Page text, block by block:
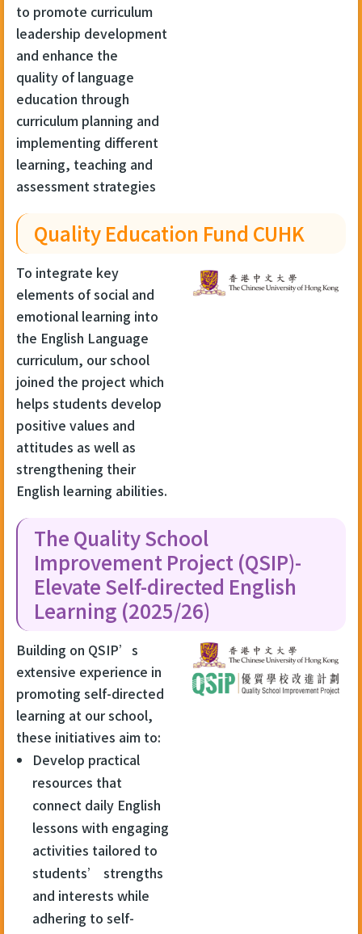
to promote curriculum
leadership development
and enhance the
quality of language
education through
curriculum planning and
implementing different
learning, teaching and
assessment strategies
Quality Education Fund CUHK
To integrate key
elements of social and
emotional learning into
the English Language
curriculum, our school
joined the project which
helps students develop
positive values and
attitudes as well as
strengthening their
English learning abilities.
The Quality School
Improvement Project (QSIP)-
Elevate Self-directed English
Learning (2025/26)
Building on QSIP’s
extensive experience in
promoting self-directed
learning at our school,
these initiatives aim to:
Develop practical
resources that
connect daily English
lessons with engaging
activities tailored to
students’ strengths
and interests while
adhering to self-